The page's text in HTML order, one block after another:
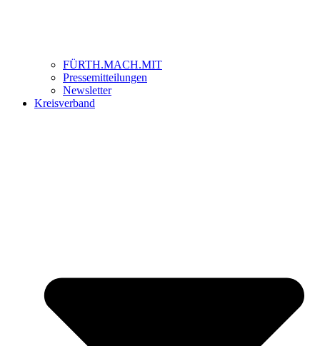
FÜRTH.MACH.MIT
Pressemitteilungen
Newsletter
Kreisverband